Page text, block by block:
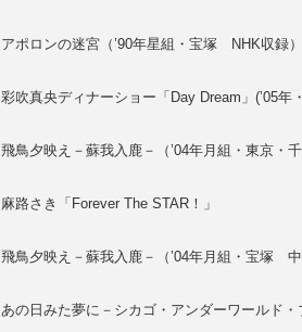
アポロンの迷宮（’90年星組・宝塚 NHK収録）
彩吹真央ディナーショー「Day Dream」(’05年
飛鳥夕映え－蘇我入鹿－（’04年月組・東京・千
麻路さき「Forever The STAR！」
飛鳥夕映え－蘇我入鹿－（’04年月組・宝塚 中
あの日みた夢に－シカゴ・アンダーワールド・